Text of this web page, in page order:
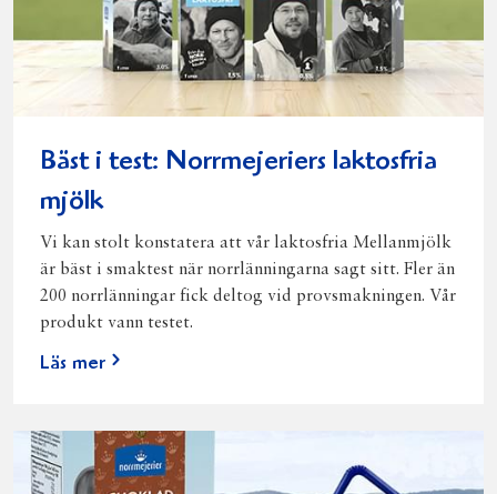
Bäst i test: Norrmejeriers laktosfria
mjölk
Vi kan stolt konstatera att vår laktosfria Mellanmjölk
är bäst i smaktest när norrlänningarna sagt sitt. Fler än
200 norrlänningar fick deltog vid provsmakningen. Vår
produkt vann testet.
Läs mer